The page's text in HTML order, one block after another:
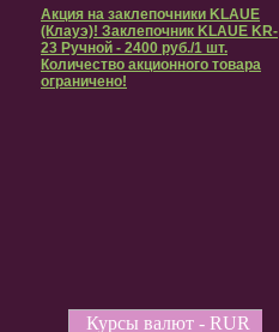
Акция на заклепочники KLAUE
(Клауэ)! Заклепочник KLAUE KR-
23 Ручной - 2400 руб./1 шт.
Количество акционного товара
ограничено!